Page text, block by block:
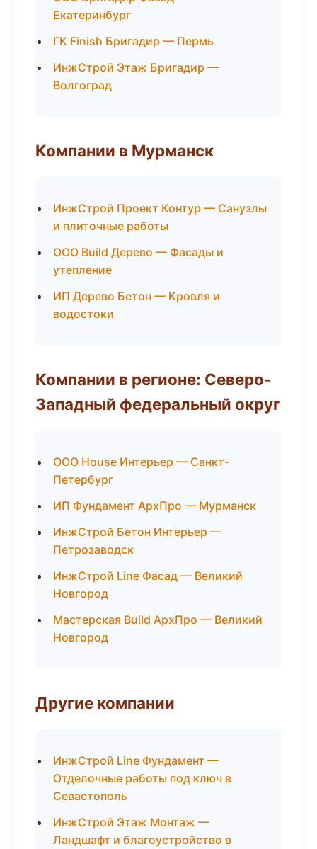
Екатеринбург
ГК Finish Бригадир — Пермь
ИнжСтрой Этаж Бригадир —
Волгоград
Компании в Мурманск
ИнжСтрой Проект Контур — Санузлы
и плиточные работы
ООО Build Дерево — Фасады и
утепление
ИП Дерево Бетон — Кровля и
водостоки
Компании в регионе: Северо-
Западный федеральный округ
ООО House Интерьер — Санкт-
Петербург
ИП Фундамент АрхПро — Мурманск
ИнжСтрой Бетон Интерьер —
Петрозаводск
ИнжСтрой Line Фасад — Великий
Новгород
Мастерская Build АрхПро — Великий
Новгород
Другие компании
ИнжСтрой Line Фундамент —
Отделочные работы под ключ в
Севастополь
ИнжСтрой Этаж Монтаж —
Ландшафт и благоустройство в